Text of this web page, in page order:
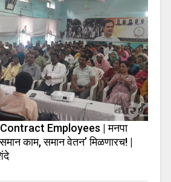
Employees | मनपा
काम, समान वेतन’ मिळणारच! |